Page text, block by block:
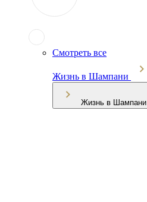
Смотреть все
Жизнь в Шампани
Жизнь в Шампани